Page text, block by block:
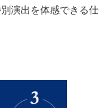
演出を体感できる仕